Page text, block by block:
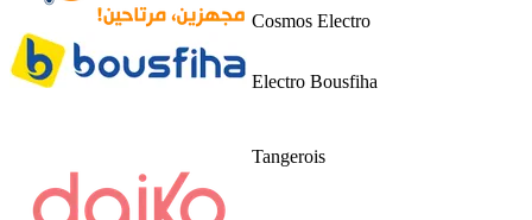
Cosmos Electro
Electro Bousfiha
Tangerois